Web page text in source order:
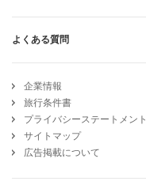
よくある質問
企業情報
旅行条件書
プライバシーステートメント
サイトマップ
広告掲載について